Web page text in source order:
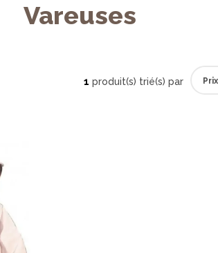
Vareuses
1 produit(s) trié(s) par